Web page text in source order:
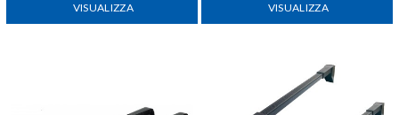
VISUALIZZA VISUALIZZA